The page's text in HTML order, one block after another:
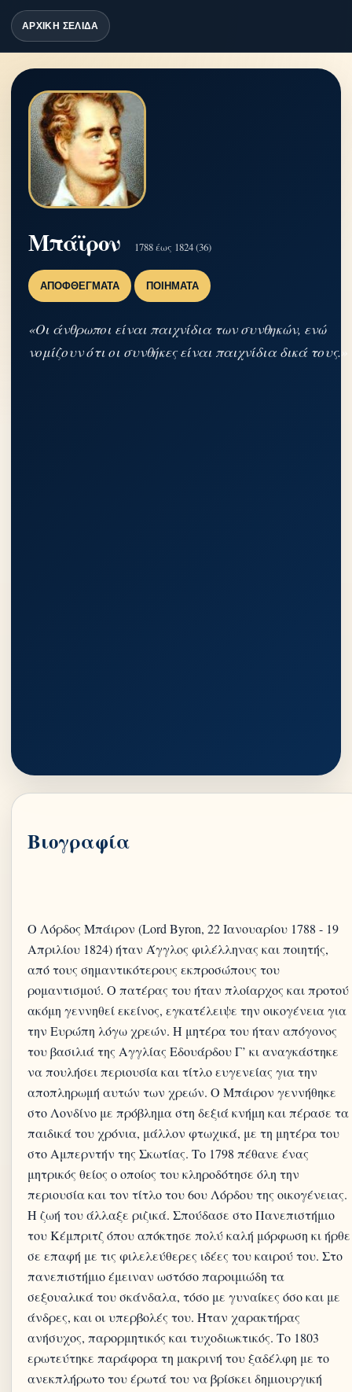
ΑΡΧΙΚΗ ΣΕΛΙΔΑ
Μπάϊρον 1788 έως 1824 (36)
ΑΠΟΦΘΈΓΜΑΤΑ ΠΟΙΉΜΑΤΑ
«Οι άνθρωποι είναι παιχνίδια των συνθηκών, ενώ
νομίζουν ότι οι συνθήκες είναι παιχνίδια δικά τους.»
Βιογραφία
Ο Λόρδος Μπάιρον (Lord Byron, 22 Ιανουαρίου 1788 - 19
Απριλίου 1824) ήταν Άγγλος φιλέλληνας και ποιητής,
από τους σημαντικότερους εκπροσώπους του
ρομαντισμού. Ο πατέρας του ήταν πλοίαρχος και προτού
ακόμη γεννηθεί εκείνος, εγκατέλειψε την οικογένεια για
την Ευρώπη λόγω χρεών. Η μητέρα του ήταν απόγονος
του βασιλιά της Αγγλίας Εδουάρδου Γ’ κι αναγκάστηκε
να πουλήσει περιουσία και τίτλο ευγενείας για την
αποπληρωμή αυτών των χρεών. Ο Μπάιρον γεννήθηκε
στο Λονδίνο με πρόβλημα στη δεξιά κνήμη και πέρασε τα
παιδικά του χρόνια, μάλλον φτωχικά, με τη μητέρα του
στο Αμπερντήν της Σκωτίας. Το 1798 πέθανε ένας
μητρικός θείος ο οποίος του κληροδότησε όλη την
περιουσία και τον τίτλο του 6ου Λόρδου της οικογένειας.
Η ζωή του άλλαξε ριζικά. Σπούδασε στο Πανεπιστήμιο
του Κέμπριτζ όπου απόκτησε πολύ καλή μόρφωση κι ήρθε
σε επαφή με τις φιλελεύθερες ιδέες του καιρού του. Στο
πανεπιστήμιο έμειναν ωστόσο παροιμιώδη τα
σεξουαλικά του σκάνδαλα, τόσο με γυναίκες όσο και με
άνδρες, και οι υπερβολές του. Ήταν χαρακτήρας
ανήσυχος, παρορμητικός και τυχοδιωκτικός. Το 1803
ερωτεύτηκε παράφορα τη μακρινή του ξαδέλφη με το
ανεκπλήρωτο του έρωτά του να βρίσκει δημιουργική